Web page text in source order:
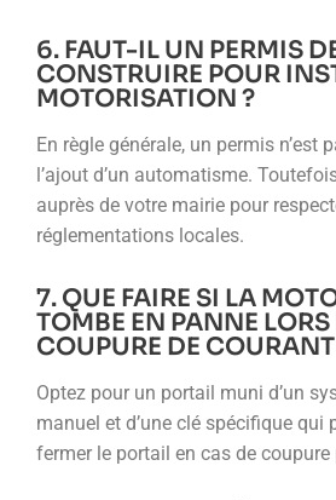
6. FAUT-IL UN PERMIS
CONSTRUIRE POUR
MOTORISATION ?
En règle générale, un permis n’est
l’ajout d’un automatisme.
auprès de votre mairie pour
réglementations locales.
7. QUE FAIRE SI LA
TOMBE EN PANNE LORS
COUPURE DE
Optez pour un portail muni d’un
manuel et d’une clé spécifique qui
fermer le portail en cas de coupure